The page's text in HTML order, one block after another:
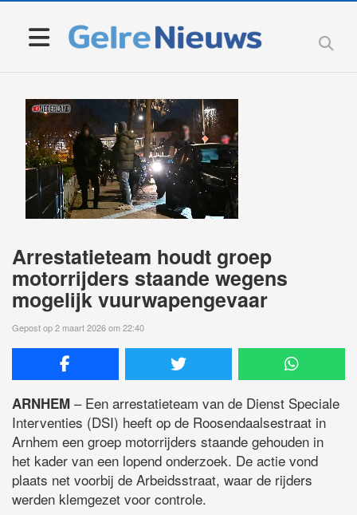
Arrestatieteam houdt groep
motorrijders staande wegens
mogelijk vuurwapengevaar
Gepost op 2 maart 2026 om 22:40
ARNHEM – Een arrestatieteam van de Dienst Speciale
Interventies (DSI) heeft op de Roosendaalsestraat in
Arnhem een groep motorrijders staande gehouden in
het kader van een lopend onderzoek. De actie vond
plaats net voorbij de Arbeidsstraat, waar de rijders
werden klemgezet voor controle.